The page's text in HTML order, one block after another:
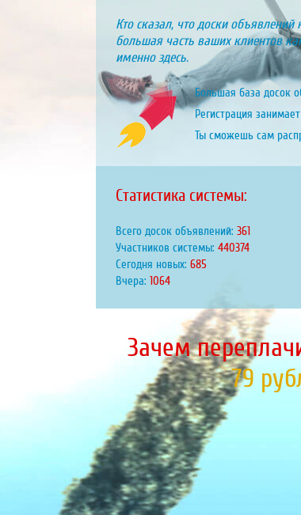
Кто сказал, что доски
большая часть ваших клиентов
именно здесь.
Большая база досок
Регистрация
Ты сможешь сам
Статистика системы:
Всего досок объявлений: 424
Участников системы: 517108
Сегодня новых: 805
Вчера: 1249
Зачем
79